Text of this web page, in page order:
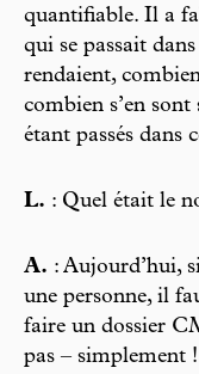
quantifiable. Il a
qui se passait
rendaient,
combien s’en
étant passés dans
L. : Quel était le
A. : Aujourd’hui,
une personne, il
faire un dossier
pas – simplement